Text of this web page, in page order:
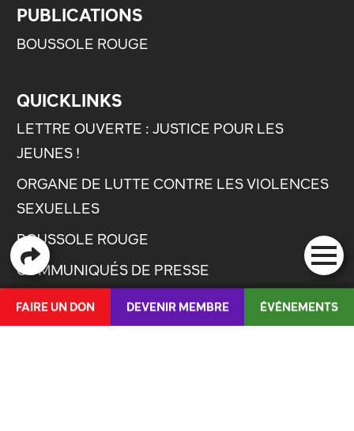
PUBLICATIONS
BOUSSOLE ROUGE
QUICKLINKS
LETTRE OUVERTE : JUSTICE POUR LES
JEUNES !
ORGANE DE LUTTE CONTRE LES VIOLENCES
SEXUELLES
BOUSSOLE ROUGE
COMMUNIQUÉS DE PRESSE
JOBS
FAIRE UN DON DEVENIR MEMBRE ÉVÉNEMENTS